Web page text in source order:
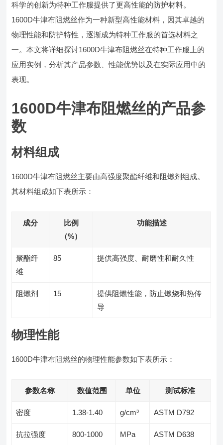
科学的创新为特种工作服提供了更高性能的防护材料。
1600D牛津布阻燃丝作为一种新型高性能材料，因其卓越的
物理性能和防护特性，逐渐成为特种工作服的首选材料之
一。本文将详细探讨1600D牛津布阻燃丝在特种工作服上的
应用实例，分析其产品参数、性能优势以及在实际应用中的
表现。
1600D牛津布阻燃丝的产品参
数
材料组成
1600D牛津布阻燃丝主要由高强度聚酯纤维和阻燃剂组成。
其材料组成如下表所示：
成分
比例
（%）
功能描述
聚酯纤
维
85 提供高强度、耐磨性和耐久性
阻燃剂 15
提供阻燃性能，防止燃烧和热传
导
物理性能
1600D牛津布阻燃丝的物理性能参数如下表所示：
参数名称 数值范围 单位 测试标准
密度 1.38-1.40 g/cm³ ASTM D792
抗拉强度 800-1000 MPa ASTM D638